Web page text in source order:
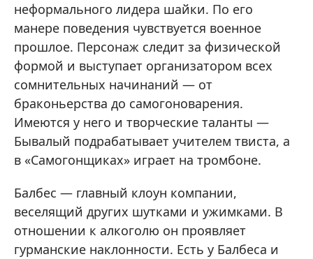
неформального лидера шайки. По его
манере поведения чувствуется военное
прошлое. Персонаж следит за физической
формой и выступает организатором всех
сомнительных начинаний — от
браконьерства до самогоноварения.
Имеются у него и творческие таланты —
Бывалый подрабатывает учителем твиста, а
в «Самогонщиках» играет на тромбоне.
Балбес — главный клоун компании,
веселящий других шутками и ужимками. В
отношении к алкоголю он проявляет
гурманские наклонности. Есть у Балбеса и